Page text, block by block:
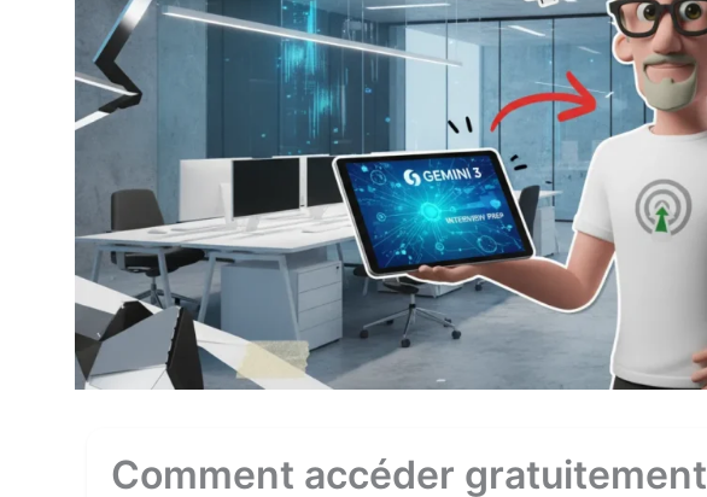
Comment accéder